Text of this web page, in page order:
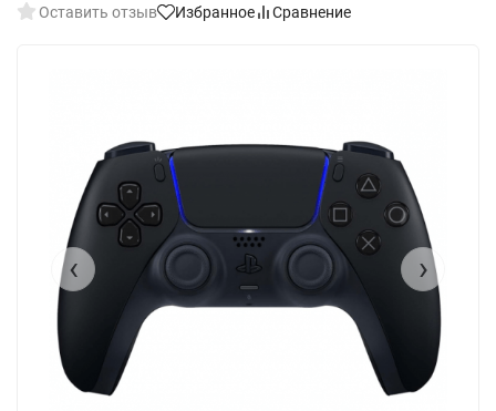
Оставить отзыв Избранное Сравнение
‹ ›